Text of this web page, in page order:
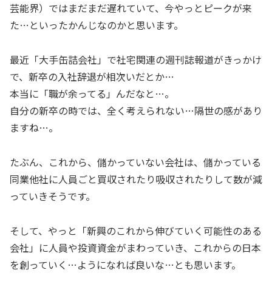
芸能界）ではまだまだ遅れていて、今やっとピークが来
た…といったかんじなのかと思います。
最近「大手缶詰会社」で社宅関連の週刊誌報道がきっかけ
で、新卒の入社辞退が相次いだとか…
本当に「職が余ってる」んだなと…。
自分の新卒の時では、全く考えられない…隔世の感があり
ますね…。
たぶん、これから、儲かっていない会社は、儲かっている
同業他社に人員ごと買収されたり吸収されたりして数が減
っていきそうです。
そして、やっと「新興のこれから伸びていく可能性のある
会社」に人員や投資資金がまわっていき、これからの日本
を創っていく…ようになれば良いな…とも思います。